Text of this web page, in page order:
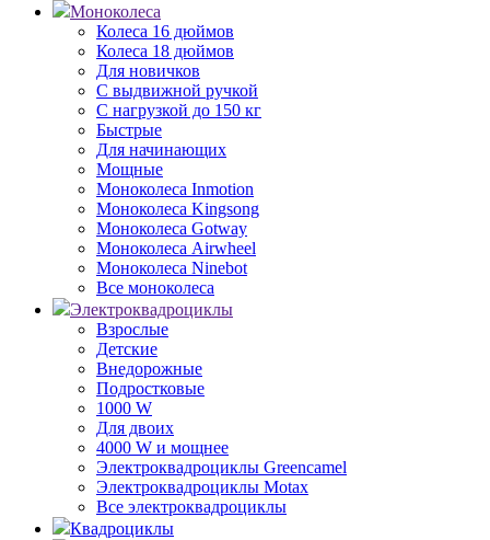
Моноколеса
Колеса 16 дюймов
Колеса 18 дюймов
Для новичков
С выдвижной ручкой
С нагрузкой до 150 кг
Быстрые
Для начинающих
Мощные
Моноколеса Inmotion
Моноколеса Kingsong
Моноколеса Gotway
Моноколеса Airwheel
Моноколеса Ninebot
Все моноколеса
Электроквадроциклы
Взрослые
Детские
Внедорожные
Подростковые
1000 W
Для двоих
4000 W и мощнее
Электроквадроциклы Greencamel
Электроквадроциклы Motax
Все электроквадроциклы
Квадроциклы